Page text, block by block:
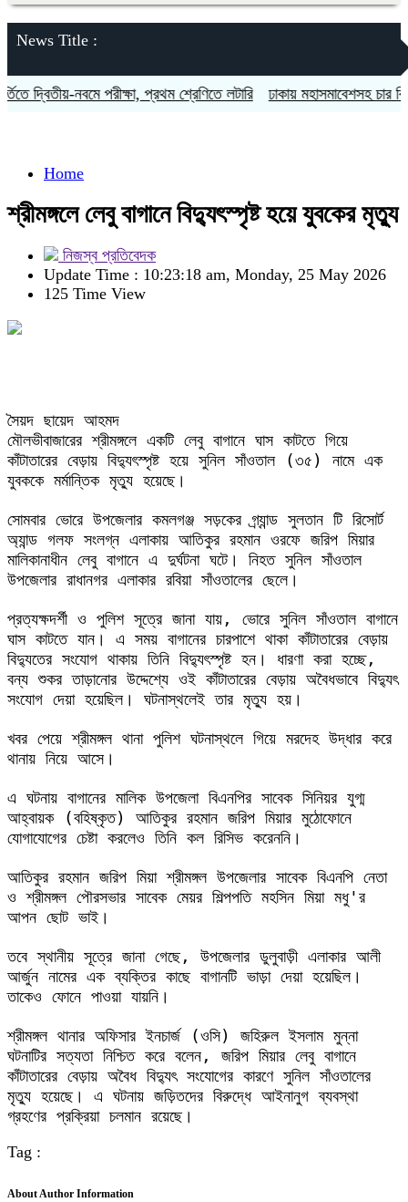
News Title :
নবমে পরীক্ষা, প্রথম শ্রেণিতে লটারি ঢাকায় মহাসমাবেশসহ চার
Home
শ্রীমঙ্গলে লেবু বাগানে বিদ্যুৎস্পৃষ্ট হয়ে যুবকের মৃত্যু
নিজস্ব প্রতিবেদক
Update Time : 10:23:18 am, Monday, 25 May 2026
125 Time View
সৈয়দ ছায়েদ আহমদ
মৌলভীবাজারের শ্রীমঙ্গলে একটি লেবু বাগানে ঘাস কাটতে গিয়ে
কাঁটাতারের বেড়ায় বিদ্যুৎস্পৃষ্ট হয়ে সুনিল সাঁওতাল (৩৫) নামে এক
যুবককে মর্মান্তিক মৃত্যু হয়েছে।
সোমবার ভোরে উপজেলার কমলগঞ্জ সড়কের গ্র্যান্ড সুলতান টি রিসোর্ট
অ্যান্ড গলফ সংলগ্ন এলাকায় আতিকুর রহমান ওরফে জরিপ মিয়ার
মালিকানাধীন লেবু বাগানে এ দুর্ঘটনা ঘটে। নিহত সুনিল সাঁওতাল
উপজেলার রাধানগর এলাকার রবিয়া সাঁওতালের ছেলে।
প্রত্যক্ষদর্শী ও পুলিশ সূত্রে জানা যায়, ভোরে সুনিল সাঁওতাল বাগানে
ঘাস কাটতে যান। এ সময় বাগানের চারপাশে থাকা কাঁটাতারের বেড়ায়
বিদ্যুতের সংযোগ থাকায় তিনি বিদ্যুৎস্পৃষ্ট হন। ধারণা করা হচ্ছে,
বন্য শুকর তাড়ানোর উদ্দেশ্যে ওই কাঁটাতারের বেড়ায় অবৈধভাবে বিদ্যুৎ
সংযোগ দেয়া হয়েছিল। ঘটনাস্থলেই তার মৃত্যু হয়।
খবর পেয়ে শ্রীমঙ্গল থানা পুলিশ ঘটনাস্থলে গিয়ে মরদেহ উদ্ধার করে
থানায় নিয়ে আসে।
এ ঘটনায় বাগানের মালিক উপজেলা বিএনপির সাবেক সিনিয়র যুগ্ম
আহ্বায়ক (বহিষ্কৃত) আতিকুর রহমান জরিপ মিয়ার মুঠোফোনে
যোগাযোগের চেষ্টা করলেও তিনি কল রিসিভ করেননি।
আতিকুর রহমান জরিপ মিয়া শ্রীমঙ্গল উপজেলার সাবেক বিএনপি নেতা
ও শ্রীমঙ্গল পৌরসভার সাবেক মেয়র শিল্পপতি মহসিন মিয়া মধু'র
আপন ছোট ভাই।
তবে স্থানীয় সূত্রে জানা গেছে, উপজেলার ডুলুবাড়ী এলাকার আলী
আর্জুন নামের এক ব্যক্তির কাছে বাগানটি ভাড়া দেয়া হয়েছিল।
তাকেও ফোনে পাওয়া যায়নি।
শ্রীমঙ্গল থানার অফিসার ইনচার্জ (ওসি) জহিরুল ইসলাম মুন্না
ঘটনাটির সত্যতা নিশ্চিত করে বলেন, জরিপ মিয়ার লেবু বাগানে
কাঁটাতারের বেড়ায় অবৈধ বিদ্যুৎ সংযোগের কারণে সুনিল সাঁওতালের
মৃত্যু হয়েছে। এ ঘটনায় জড়িতদের বিরুদ্ধে আইনানুগ ব্যবস্থা
গ্রহণের প্রক্রিয়া চলমান রয়েছে।
Tag :
About Author Information